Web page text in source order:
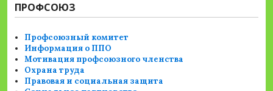
ПРОФСОЮЗ
Профсоюзный комитет
Информация о ППО
Мотивация профсоюзного членства
Охрана труда
Правовая и социальная защита